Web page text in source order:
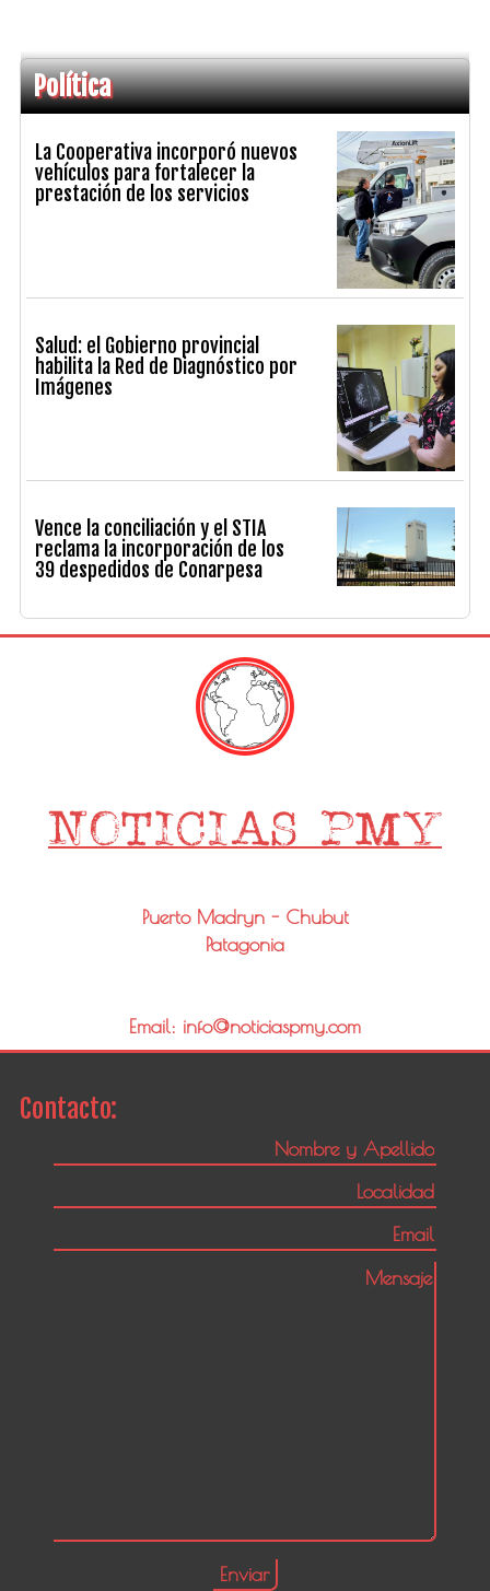
Política
La Cooperativa incorporó nuevos
vehículos para fortalecer la
prestación de los servicios
Salud: el Gobierno provincial
habilita la Red de Diagnóstico por
Imágenes
Vence la conciliación y el STIA
reclama la incorporación de los
39 despedidos de Conarpesa
Puerto Madryn - Chubut
Patagonia
Email: info@noticiaspmy.com
Contacto: